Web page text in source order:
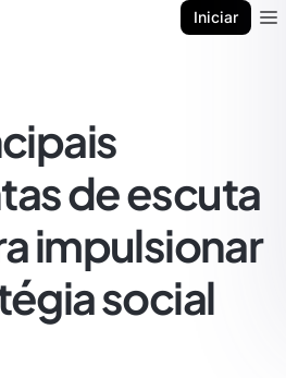
Iniciar
de escuta
impulsionar
social